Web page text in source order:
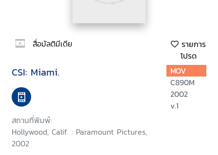
สื่อมัลติมีเดีย
รายการ
โปรด
CSI: Miami.
สถานที่พิมพ์:
Hollywood, Calif. : Paramount Pictures,
2002
MOV
C890M
2002
v.1